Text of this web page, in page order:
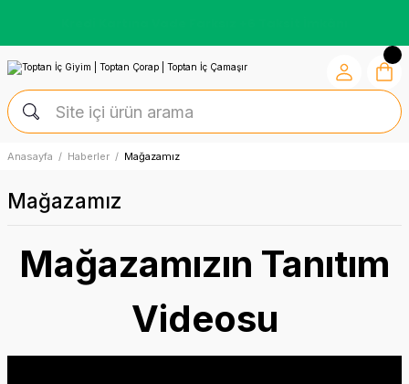
Anasayfa Haberler Mağazamız
Mağazamız
Mağazamızın Tanıtım
Videosu